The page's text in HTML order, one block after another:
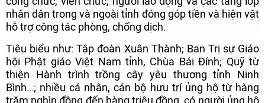
nhân dân trong và ngoài tỉnh đóng góp tiền và hiện vật
hỗ trợ công tác phòng, chống dịch.
Tiêu biểu như: Tập đoàn Xuân Thành; Ban Trị sự Giáo
hội Phật giáo Việt Nam tỉnh, Chùa Bái Đính; Quỹ từ
thiện Hành trình trồng cây yêu thương tỉnh Ninh
Bình…; nhiều cá nhân, cán bộ hưu trí ủng hộ từ hàng
trăm nghìn đồng đến hàng triệu đồng, có người ủng hộ